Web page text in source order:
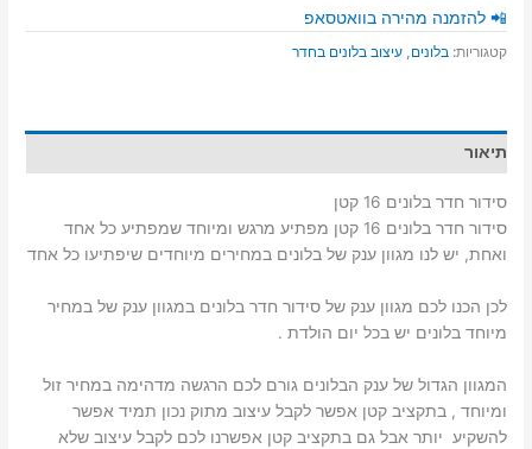
סידור
חדר
בלונים
📲 להזמנה מהירה בוואטסאפ
קטגוריות:בלונים,עיצוב בלונים בחדר
תיאור
סידור חדר בלונים 16 קטן
סידור חדר בלונים 16 קטן מפתיע מרגש ומיוחד שמפתיע כל אחד
ואחת, יש לנו מגוון ענק של בלונים במחירים מיוחדים שיפתיעו כל אחד
לכן הכנו לכם מגוון ענק של סידור חדר בלונים במגוון ענק של במחיר
מיוחד בלונים יש בכל יום הולדת .
המגוון הגדול של ענק הבלונים גורם לכם הרגשה מדהימה במחיר זול
ומיוחד , בתקציב קטן אפשר לקבל עיצוב מתוק נכון תמיד אפשר
להשקיע יותר אבל גם בתקציב קטן אפשרנו לכם לקבל עיצוב שלא